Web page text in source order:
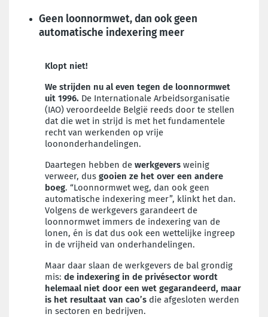
Geen loonnormwet, dan ook geen
automatische indexering meer
Klopt niet!
We strijden nu al even tegen de loonnormwet
uit 1996. De Internationale Arbeidsorganisatie
(IAO) veroordeelde België reeds door te stellen
dat die wet in strijd is met het fundamentele
recht van werkenden op vrije
loononderhandelingen.
Daartegen hebben de werkgevers weinig
verweer, dus gooien ze het over een andere
boeg. “Loonnormwet weg, dan ook geen
automatische indexering meer”, klinkt het dan.
Volgens de werkgevers garandeert de
loonnormwet immers de indexering van de
lonen, én is dat dus ook een wettelijke ingreep
in de vrijheid van onderhandelingen.
Maar daar slaan de werkgevers de bal grondig
mis: de indexering in de privésector wordt
helemaal niet door een wet gegarandeerd, maar
is het resultaat van cao’s die afgesloten werden
in sectoren en bedrijven.